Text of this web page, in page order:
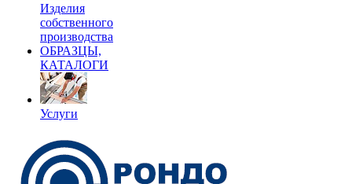
Изделия
собственного
производства
ОБРАЗЦЫ,
КАТАЛОГИ
Услуги